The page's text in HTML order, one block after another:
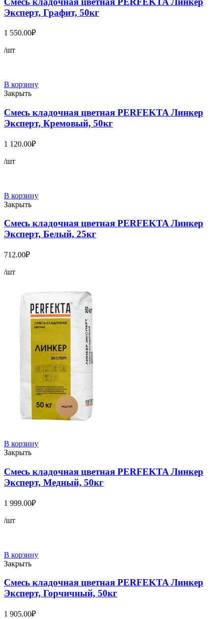
Эксперт, Графит, 50кг
1 550.00₽
/шт
В корзину
Закрыть
Смесь кладочная цветная PERFEKTA Линкер
Эксперт, Кремовый, 50кг
1 120.00₽
/шт
В корзину
Закрыть
Смесь кладочная цветная PERFEKTA Линкер
Эксперт, Белый, 25кг
712.00₽
/шт
В корзину
Закрыть
Смесь кладочная цветная PERFEKTA Линкер
Эксперт, Медный, 50кг
1 999.00₽
/шт
В корзину
Закрыть
Смесь кладочная цветная PERFEKTA Линкер
Эксперт, Горчичный, 50кг
1 905.00₽